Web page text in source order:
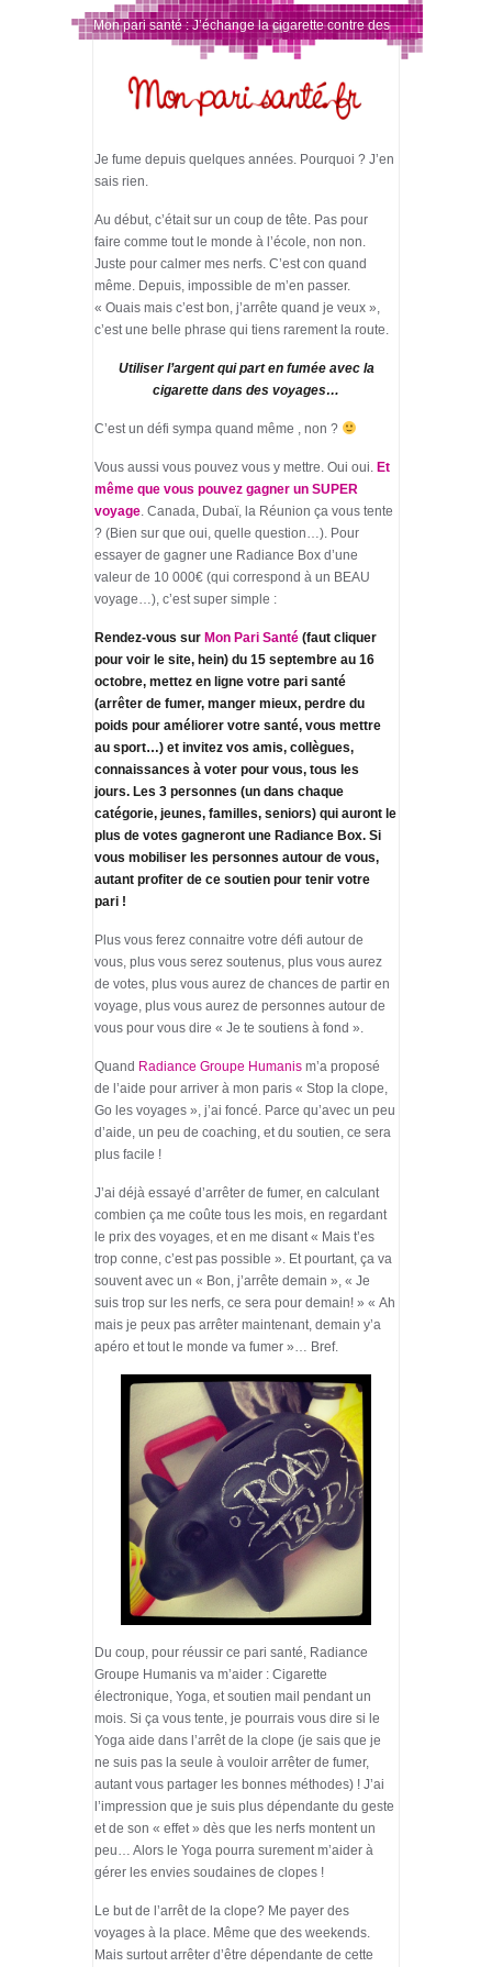
Mon pari santé : J’échange la cigarette contre des
voyages !
Je fume depuis quelques années. Pourquoi ? J’en
sais rien.
Au début, c’était sur un coup de tête. Pas pour
faire comme tout le monde à l’école, non non.
Juste pour calmer mes nerfs. C’est con quand
même. Depuis, impossible de m’en passer.
« Ouais mais c’est bon, j’arrête quand je veux »,
c’est une belle phrase qui tiens rarement la route.
Utiliser l’argent qui part en fumée avec la
cigarette dans des voyages…
C’est un défi sympa quand même , non ?
Vous aussi vous pouvez vous y mettre. Oui oui. Et
même que vous pouvez gagner un SUPER
voyage. Canada, Dubaï, la Réunion ça vous tente
? (Bien sur que oui, quelle question…). Pour
essayer de gagner une Radiance Box d’une
valeur de 10 000€ (qui correspond à un BEAU
voyage…), c’est super simple :
Rendez-vous sur Mon Pari Santé (faut cliquer
pour voir le site, hein) du 15 septembre au 16
octobre, mettez en ligne votre pari santé
(arrêter de fumer, manger mieux, perdre du
poids pour améliorer votre santé, vous mettre
au sport…) et invitez vos amis, collègues,
connaissances à voter pour vous, tous les
jours. Les 3 personnes (un dans chaque
catégorie, jeunes, familles, seniors) qui auront le
plus de votes gagneront une Radiance Box. Si
vous mobiliser les personnes autour de vous,
autant profiter de ce soutien pour tenir votre
pari !
Plus vous ferez connaitre votre défi autour de
vous, plus vous serez soutenus, plus vous aurez
de votes, plus vous aurez de chances de partir en
voyage, plus vous aurez de personnes autour de
vous pour vous dire « Je te soutiens à fond ».
Quand Radiance Groupe Humanis m’a proposé
de l’aide pour arriver à mon paris « Stop la clope,
Go les voyages », j’ai foncé. Parce qu’avec un peu
d’aide, un peu de coaching, et du soutien, ce sera
plus facile !
J’ai déjà essayé d’arrêter de fumer, en calculant
combien ça me coûte tous les mois, en regardant
le prix des voyages, et en me disant « Mais t’es
trop conne, c’est pas possible ». Et pourtant, ça va
souvent avec un « Bon, j’arrête demain », « Je
suis trop sur les nerfs, ce sera pour demain! » « Ah
mais je peux pas arrêter maintenant, demain y’a
apéro et tout le monde va fumer »… Bref.
Du coup, pour réussir ce pari santé, Radiance
Groupe Humanis va m’aider : Cigarette
électronique, Yoga, et soutien mail pendant un
mois. Si ça vous tente, je pourrais vous dire si le
Yoga aide dans l’arrêt de la clope (je sais que je
ne suis pas la seule à vouloir arrêter de fumer,
autant vous partager les bonnes méthodes) ! J’ai
l’impression que je suis plus dépendante du geste
et de son « effet » dès que les nerfs montent un
peu… Alors le Yoga pourra surement m’aider à
gérer les envies soudaines de clopes !
Le but de l’arrêt de la clope? Me payer des
voyages à la place. Même que des weekends.
Mais surtout arrêter d’être dépendante de cette